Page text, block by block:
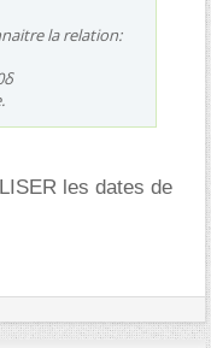
la relation:
les dates de